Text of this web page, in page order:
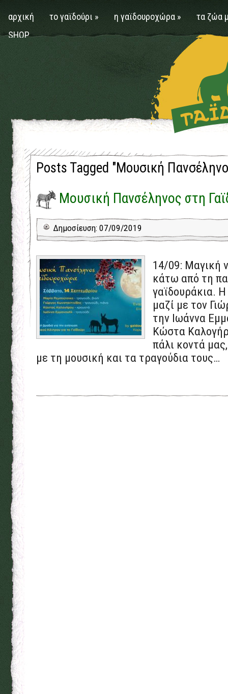
αρχική το γαϊδούρι » η γαϊδουροχώρα »
τα ζώα
SHOP
Posts Tagged "Μουσική
Μουσική Πανσέληνος στη
Δημοσίευση: 07/09/2019
14/09: Μαγική
κάτω από τη
γαϊδουράκια.
μαζί με τον
την Ιωάννα
Κώστα
πάλι κοντά
με τη μουσική και τα τραγούδια τους…